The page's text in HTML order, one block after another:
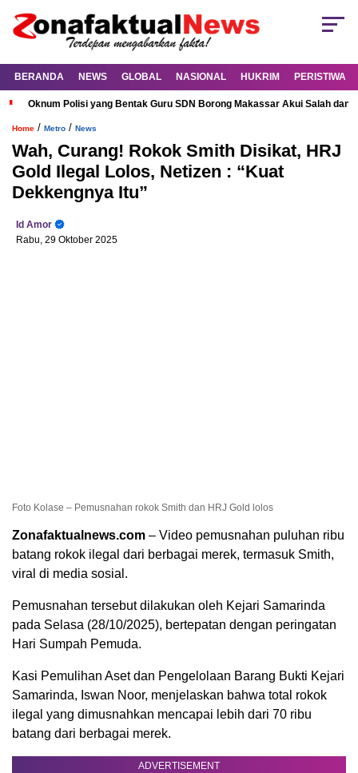
BERANDA NEWS GLOBAL NASIONAL HUKRIM PERISTIWA
Oknum Polisi yang Bentak Guru SDN Borong Makassar Akui Salah dan
Home / Metro / News
Wah, Curang! Rokok Smith Disikat, HRJ
Gold Ilegal Lolos, Netizen : “Kuat
Dekkengnya Itu”
Id Amor
Rabu, 29 Oktober 2025
Foto Kolase – Pemusnahan rokok Smith dan HRJ Gold lolos
Zonafaktualnews.com – Video pemusnahan puluhan ribu
batang rokok ilegal dari berbagai merek, termasuk Smith,
viral di media sosial.
Pemusnahan tersebut dilakukan oleh Kejari Samarinda
pada Selasa (28/10/2025), bertepatan dengan peringatan
Hari Sumpah Pemuda.
Kasi Pemulihan Aset dan Pengelolaan Barang Bukti Kejari
Samarinda, Iswan Noor, menjelaskan bahwa total rokok
ilegal yang dimusnahkan mencapai lebih dari 70 ribu
batang dari berbagai merek.
ADVERTISEMENT